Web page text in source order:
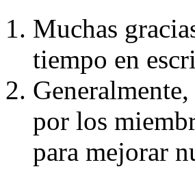
Muchas
tiempo en
por los
para mejorar